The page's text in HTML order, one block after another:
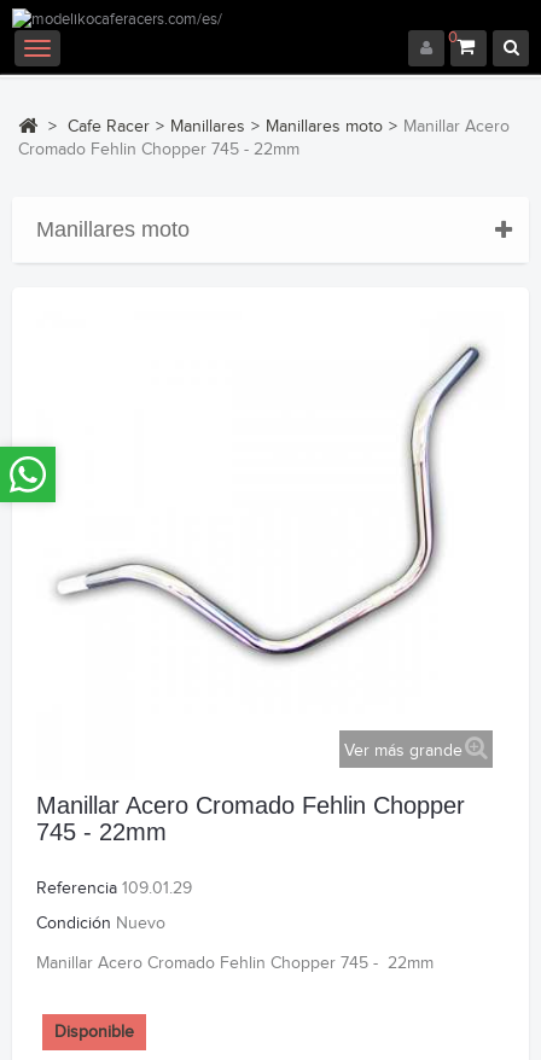
0
Navegación
Toggle
> Cafe Racer > Manillares > Manillares moto > Manillar Acero
Cromado Fehlin Chopper 745 - 22mm
Manillares moto
Ver más grande
Manillar Acero Cromado Fehlin Chopper
745 - 22mm
Referencia 109.01.29
Condición Nuevo
Manillar Acero Cromado Fehlin Chopper 745 - 22mm
Disponible